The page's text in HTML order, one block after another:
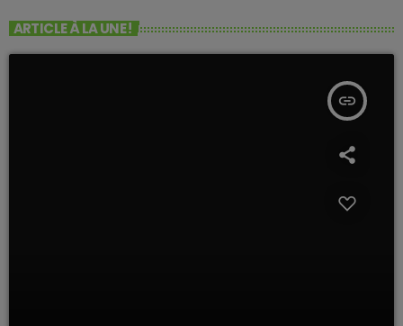
ARTICLE À LA UNE !
insert_link